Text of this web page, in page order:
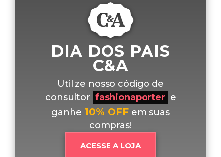
DIA DOS PAIS
C&A
Utilize nosso código de
consultor fashionaporter e
ganhe 10% OFF em suas
compras!
ACESSE A LOJA